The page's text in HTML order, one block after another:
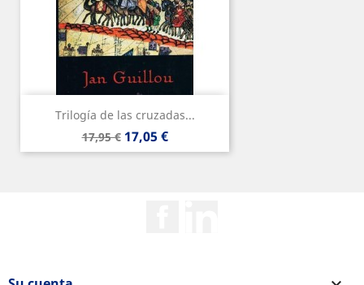
Trilogía de las cruzadas...
Precio
base
17,95 € Precio
17,05 €